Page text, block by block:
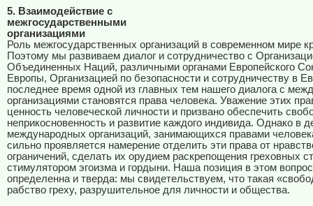
5. Взаимодействие с
межгосударственными
организациями
Роль межгосударственных организаций в современном мире
Поэтому мы развиваем диалог и сотрудничество с
Объединенных Наций, различными органами Европейского
Европы, Организацией по безопасности и сотрудничеству в
последнее время одной из главных тем нашего диалога с
организациями становятся права человека. Уважение этих
ценность человеческой личности и призвано обеспечить
неприкосновенность и развитие каждого индивида. Однако в
международных организаций, занимающихся правами
сильно проявляется намерение отделить эти права от
ограничений, сделать их орудием раскрепощения греховных
стимулятором эгоизма и гордыни. Наша позиция в этом
определенна и тверда: мы свидетельствуем, что такая
рабство греху, разрушительное для личности и общества.